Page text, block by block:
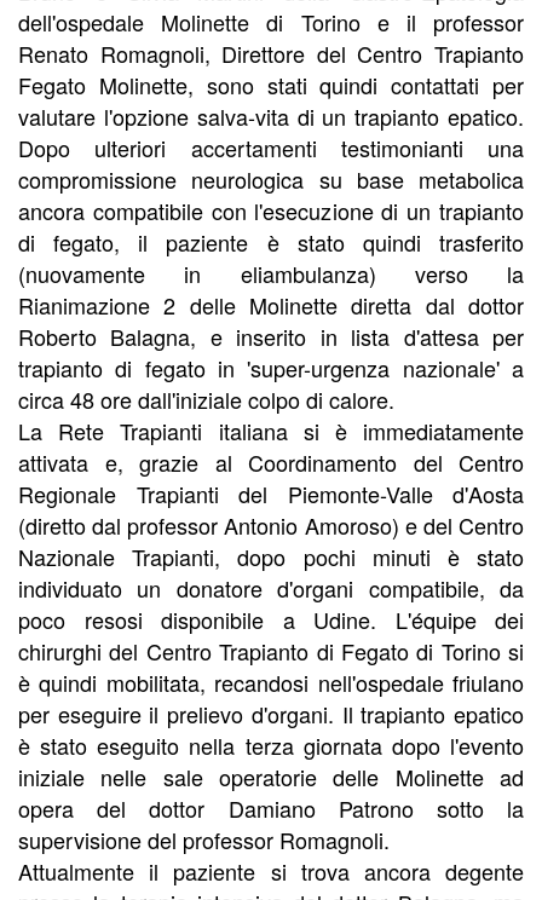
dell'ospedale Molinette di Torino e il professor
Renato Romagnoli, Direttore del Centro Trapianto
Fegato Molinette, sono stati quindi contattati per
valutare l'opzione salva-vita di un trapianto epatico.
Dopo ulteriori accertamenti testimonianti una
compromissione neurologica su base metabolica
ancora compatibile con l'esecuzione di un trapianto
di fegato, il paziente è stato quindi trasferito
(nuovamente in eliambulanza) verso la
Rianimazione 2 delle Molinette diretta dal dottor
Roberto Balagna, e inserito in lista d'attesa per
trapianto di fegato in 'super-urgenza nazionale' a
circa 48 ore dall'iniziale colpo di calore.
La Rete Trapianti italiana si è immediatamente
attivata e, grazie al Coordinamento del Centro
Regionale Trapianti del Piemonte-Valle d'Aosta
(diretto dal professor Antonio Amoroso) e del Centro
Nazionale Trapianti, dopo pochi minuti è stato
individuato un donatore d'organi compatibile, da
poco resosi disponibile a Udine. L'équipe dei
chirurghi del Centro Trapianto di Fegato di Torino si
è quindi mobilitata, recandosi nell'ospedale friulano
per eseguire il prelievo d'organi. Il trapianto epatico
è stato eseguito nella terza giornata dopo l'evento
iniziale nelle sale operatorie delle Molinette ad
opera del dottor Damiano Patrono sotto la
supervisione del professor Romagnoli.
Attualmente il paziente si trova ancora degente